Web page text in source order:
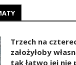
Trzech na
założyłoby
tak łatwo jej nie